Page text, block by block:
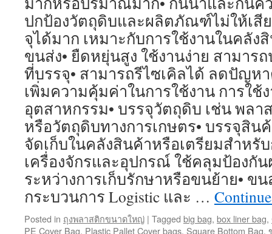
ปกป้องวัตถุดิบและผลิตภัณฑ์ไม่ให้เสี
จุได้มาก เหมาะกับการใช้งานในคลัง
ขนส่ง• ยืดหยุ่นสูง ใช้งานง่าย สามาร
ที่บรรจุ• สามารถรีไซเคิลได้ ลดปัญห
เพิ่มความคุ้มค่าในการใช้งาน การใช้
อุตสาหกรรม• บรรจุวัตถุดิบ เช่น พล
หรือวัตถุดิบทางการเกษตร• บรรจุสิน
จัดเก็บในคลังสินค้าหรือเตรียมสำหรั
เครื่องจักรและอุปกรณ์ ใช้คลุมป้องกั
ระหว่างการเก็บรักษาหรือขนย้าย• ข
กระบวนการ Logistic และ …
Posted in ถุงพลาสติกขนาดใหญ่ | Tagged big bag, box liner bag,
PE Cover Bag, Plastic Pallet Cover bags, Square Bottom Bag,